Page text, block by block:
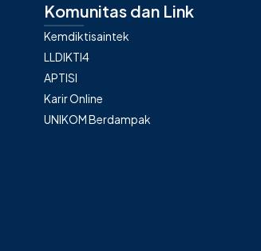
Komunitas dan Link
Kemdiktisaintek
LLDIKTI4
APTISI
Karir Online
UNIKOM Berdampak